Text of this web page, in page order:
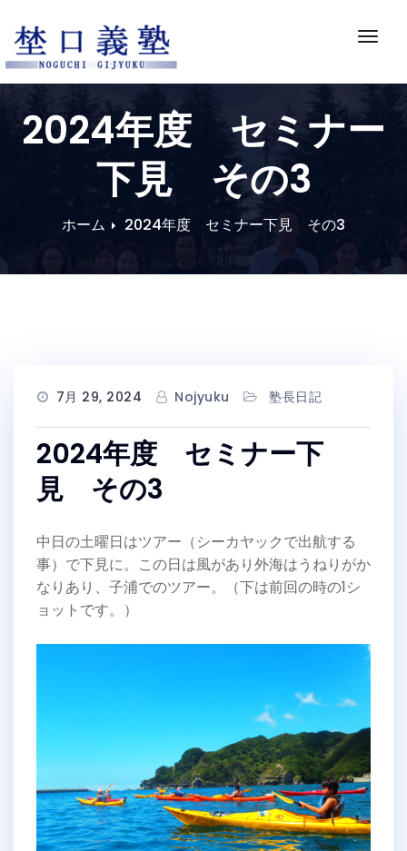
content
ナ
ゲ
シ
り
え
2024年度 セミナー
下見 その3
ホーム 2024年度 セミナー下見 その3
7月 29, 2024 Nojyuku 塾長日記
2024年度 セミナー下
見 その3
中日の土曜日はツアー（シーカヤックで出航する
事）で下見に。この日は風があり外海はうねりがか
なりあり、子浦でのツアー。（下は前回の時の1シ
ョットです。）